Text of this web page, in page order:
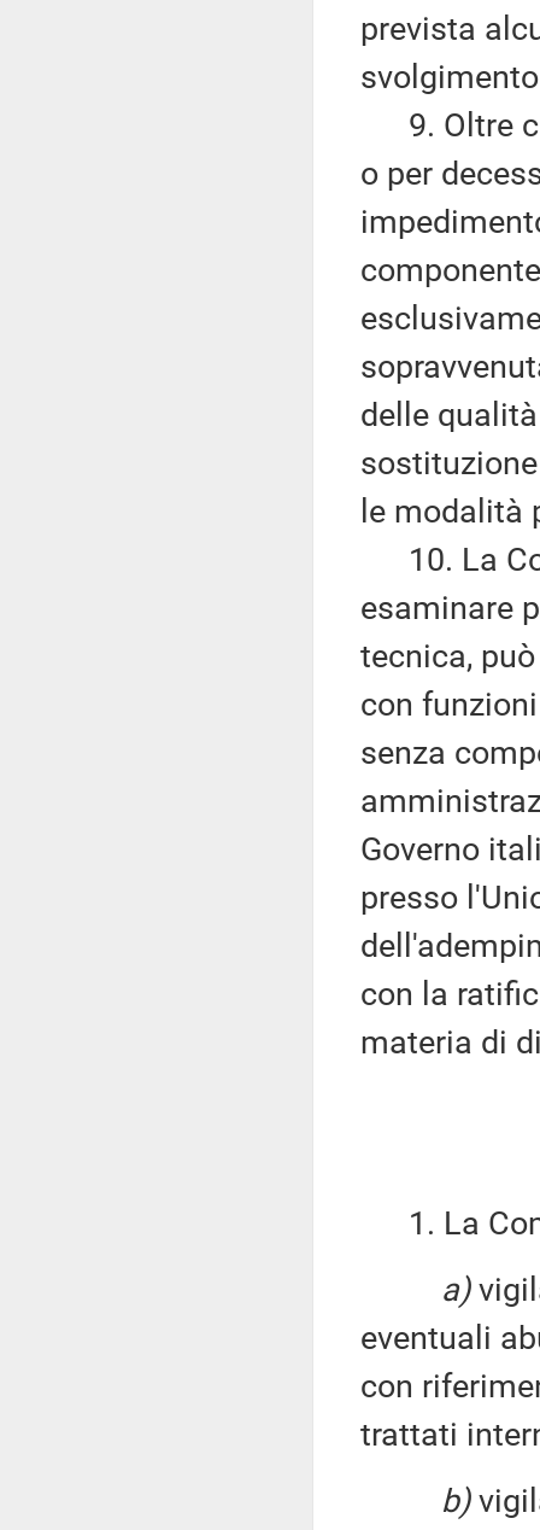
prevista
9. Oltre
o per
delle
le modalità
10. La
esaminare
tecnica,
con
senza
Governo
presso
con la
materia di
1. La
a)
eventuali
con
trattati
b)